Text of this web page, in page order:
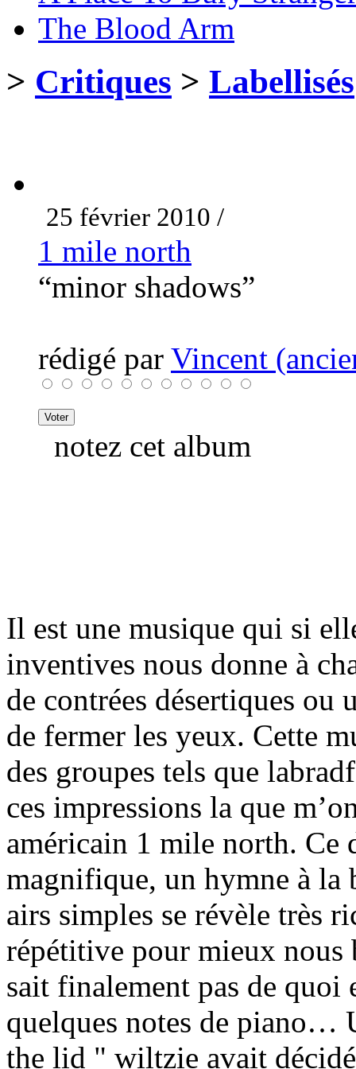
The Blood Arm
> Critiques > Labellisés
25 février 2010 /
1 mile north
“minor shadows”
rédigé par Vincent
notez cet album
Il est une musique qui si
inventives nous donne à
de contrées désertiques ou
de fermer les yeux. Cette
des groupes tels que
ces impressions la que
américain 1 mile north. Ce
magnifique, un hymne à la
airs simples se révèle très
répétitive pour mieux nous
sait finalement pas de quoi
quelques notes de piano…
the lid " wiltzie avait